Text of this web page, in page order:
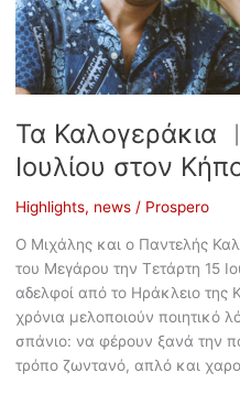
Τα Καλογεράκια
Ιουλίου στον
Highlights, news/ Prospero
Ο Μιχάλης και ο Παντελής
του Μεγάρου την Τετάρτη 15
αδελφοί από το Ηράκλειο της
χρόνια μελοποιούν ποιητικό
σπάνιο: να φέρουν ξανά την
τρόπο ζωντανό, απλό και